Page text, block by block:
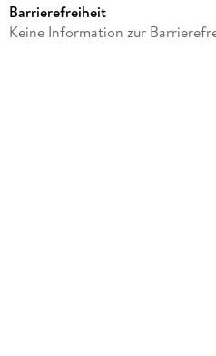
Gewicht
Barrierefreiheit
Keine Information zur